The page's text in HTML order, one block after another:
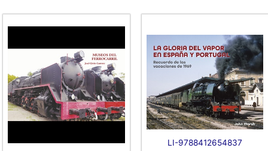
LI-9788412654837